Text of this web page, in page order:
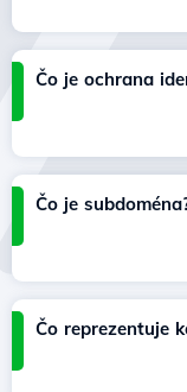
Čo je ochrana
Čo je
Čo reprezentuje